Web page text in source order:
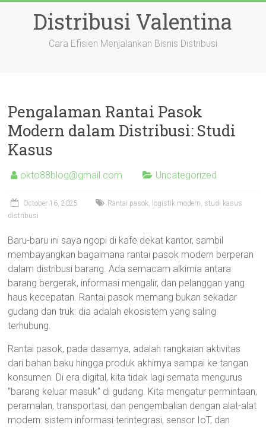
Distribusi Valentina
Cara Efisien Menjalankan Bisnis Distribusi
Pengalaman Rantai Pasok
Modern dalam Distribusi: Studi
Kasus
okto88blog@gmail.com Uncategorized
October 16, 2025
Rantai pasok, logistik modern, studi kasus
distribusi
Baru-baru ini saya ngopi di kafe dekat kantor, sambil
membayangkan bagaimana rantai pasok modern berperan
dalam distribusi barang. Ada semacam alkimia antara
barang bergerak, informasi mengalir, dan pelanggan yang
haus kecepatan. Rantai pasok memang bukan sekadar
gudang dan truk: dia adalah ekosistem yang saling
terhubung.
Rantai pasok, pada dasarnya, adalah rangkaian aktivitas
dari bahan baku hingga produk akhirnya sampai ke tangan
konsumen. Di era digital, kita tidak lagi semata mengurus
“barang keluar masuk” di gudang. Kita mengatur permintaan,
peramalan, transportasi, dan pengembalian dengan alat-alat
modern: sistem informasi terintegrasi, sensor IoT, dan